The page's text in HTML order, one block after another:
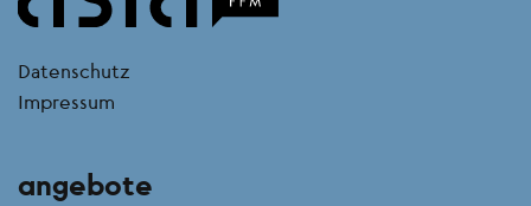
kontakt
Datenschutz
Impressum
angebote